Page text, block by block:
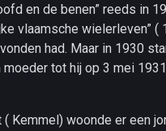
en de benen” reeds in
vlaamsche wielerleven” (
had. Maar in 1930
tot hij op 3 mei
Kemmel) woonde er een